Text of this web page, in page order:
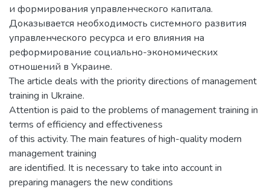
и формирования управленческого капитала.
Доказывается необходимость системного развития
управленческого ресурса и его влияния на
реформирование социально-экономических
отношений в Украине.
The article deals with the priority directions of management
training in Ukraine.
Attention is paid to the problems of management training in
terms of efficiency and effectiveness
of this activity. The main features of high-quality modern
management training
are identified. It is necessary to take into account in
preparing managers the new conditions